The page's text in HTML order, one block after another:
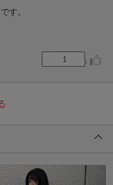
す。
1